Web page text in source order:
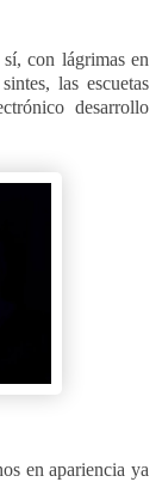
con lágrimas en
las escuetas
desarrollo
en apariencia ya